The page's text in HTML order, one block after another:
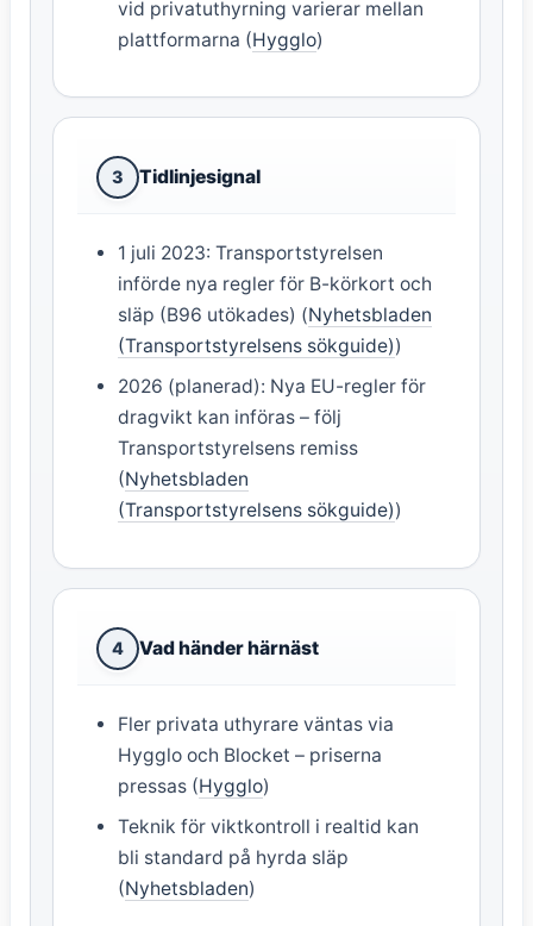
vid privatuthyrning varierar mellan
plattformarna (Hygglo)
3 Tidlinjesignal
1 juli 2023: Transportstyrelsen
införde nya regler för B-körkort och
släp (B96 utökades) (Nyhetsbladen
(Transportstyrelsens sökguide))
2026 (planerad): Nya EU-regler för
dragvikt kan införas – följ
Transportstyrelsens remiss
(Nyhetsbladen
(Transportstyrelsens sökguide))
4 Vad händer härnäst
Fler privata uthyrare väntas via
Hygglo och Blocket – priserna
pressas (Hygglo)
Teknik för viktkontroll i realtid kan
bli standard på hyrda släp
(Nyhetsbladen)